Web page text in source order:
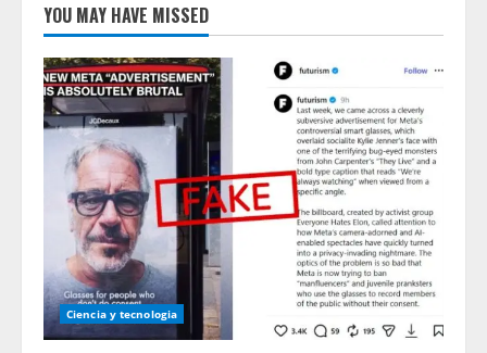
YOU MAY HAVE MISSED
Ciencia y tecnologia